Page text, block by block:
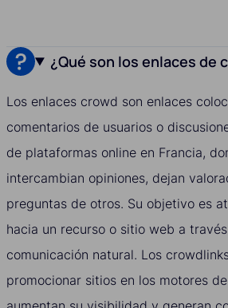
¿Qué son los enlaces de
Los enlaces crowd son enlaces
comentarios de usuarios o
de plataformas online en Francia,
intercambian opiniones, dejan
preguntas de otros. Su objetivo es
hacia un recurso o sitio web a
comunicación natural. Los
promocionar sitios en los motores